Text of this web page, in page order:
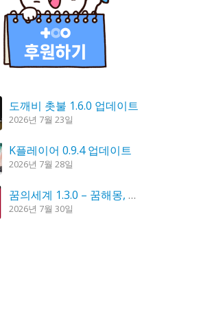
도깨비 촛불 1.6.0 업데이트
2026년 7월 23일
K플레이어 0.9.4 업데이트
2026년 7월 28일
꿈의세계 1.3.0 – 꿈해몽, 꿈풀이
2026년 7월 30일